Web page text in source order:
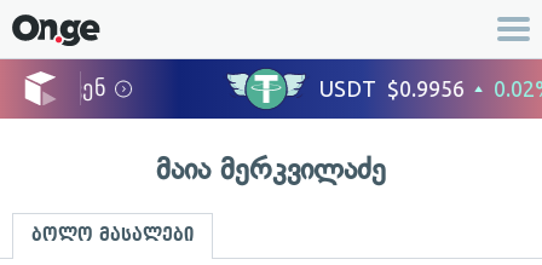
მაია მერკვილაძე
ბოლო მასალები